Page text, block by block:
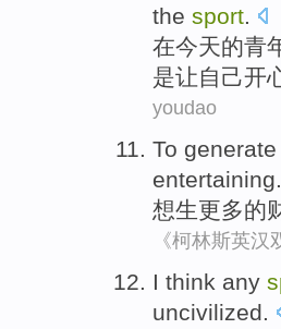
the sport.
在今天的青
是让自己开
youdao
To generate
entertaining.
想生更多的
《柯林斯英汉
I think any
uncivilized.